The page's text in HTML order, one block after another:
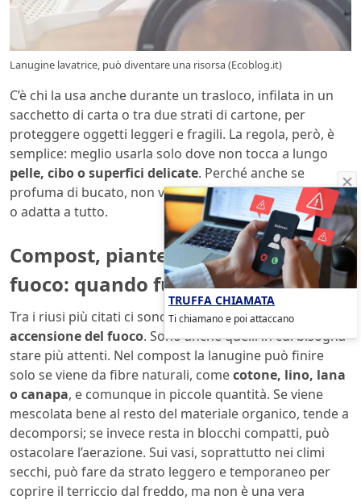
Lanugine lavatrice, può diventare una risorsa (Ecoblog.it)
C’è chi la usa anche durante un trasloco, infilata in un
sacchetto di carta o tra due strati di cartone, per
proteggere oggetti leggeri e fragili. La regola, però, è
semplice: meglio usarla solo dove non tocca a lungo
pelle, cibo o superfici delicate. Perché anche se
profuma di bucato, non vuol dire che sia davvero pulita
o adatta a tutto.
Compost, piante e accensione del
fuoco: quando funziona davvero
Tra i riusi più citati ci sonocompost,piantee
accensione del fuoco. Sono anche quelli in cui bisogna
stare più attenti. Nel compost la lanugine può finire
solo se viene da fibre naturali, comecotone, lino, lana
o canapa, e comunque in piccole quantità. Se viene
mescolata bene al resto del materiale organico, tende a
decomporsi; se invece resta in blocchi compatti, può
ostacolare l’aerazione. Sui vasi, soprattutto nei climi
secchi, può fare da strato leggero e temporaneo per
coprire il terriccio dal freddo, ma non è una vera
TRUFFA CHIAMATA
Ti chiamano e poi attaccano